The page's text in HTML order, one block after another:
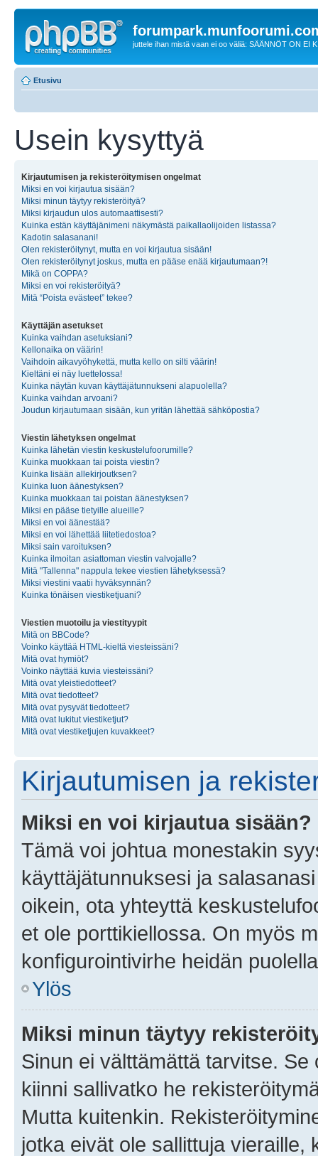
juttele ihan mistä vaan ei oo väliä: SÄÄNNÖT ON EI
Etusivu
Usein kysyttyä
Kirjautumisen ja rekisteröitymisen ongelmat
Miksi en voi kirjautua sisään?
Miksi minun täytyy rekisteröityä?
Miksi kirjaudun ulos automaattisesti?
Kuinka estän käyttäjänimeni näkymästä paikallaolijoiden listassa?
Kadotin salasanani!
Olen rekisteröitynyt, mutta en voi kirjautua sisään!
Olen rekisteröitynyt joskus, mutta en pääse enää kirjautumaan?!
Mikä on COPPA?
Miksi en voi rekisteröityä?
Mitä “Poista evästeet” tekee?
Käyttäjän asetukset
Kuinka vaihdan asetuksiani?
Kellonaika on väärin!
Vaihdoin aikavyöhykettä, mutta kello on silti väärin!
Kieltäni ei näy luettelossa!
Kuinka näytän kuvan käyttäjätunnukseni alapuolella?
Kuinka vaihdan arvoani?
Joudun kirjautumaan sisään, kun yritän lähettää sähköpostia?
Viestin lähetyksen ongelmat
Kuinka lähetän viestin keskustelufoorumille?
Kuinka muokkaan tai poista viestin?
Kuinka lisään allekirjoutksen?
Kuinka luon äänestyksen?
Kuinka muokkaan tai poistan äänestyksen?
Miksi en pääse tietyille alueille?
Miksi en voi äänestää?
Miksi en voi lähettää liitetiedostoa?
Miksi sain varoituksen?
Kuinka ilmoitan asiattoman viestin valvojalle?
Mitä "Tallenna" nappula tekee viestien lähetyksessä?
Miksi viestini vaatii hyväksynnän?
Kuinka tönäisen viestiketjuani?
Viestien muotoilu ja viestityypit
Mitä on BBCode?
Voinko käyttää HTML-kieltä viesteissäni?
Mitä ovat hymiöt?
Voinko näyttää kuvia viesteissäni?
Mitä ovat yleistiedotteet?
Mitä ovat tiedotteet?
Mitä ovat pysyvät tiedotteet?
Mitä ovat lukitut viestiketjut?
Mitä ovat viestiketjujen kuvakkeet?
Kirjautumisen ja
Miksi en voi kirjautua sisään?
Tämä voi johtua monestakin
käyttäjätunnuksesi ja
oikein, ota yhteyttä
et ole porttikiellossa. On myös
konfigurointivirhe heidän
Ylös
Miksi minun täytyy
Sinun ei välttämättä tarvitse.
kiinni sallivatko he
Mutta kuitenkin.
jotka eivät ole sallittuja vieraille,